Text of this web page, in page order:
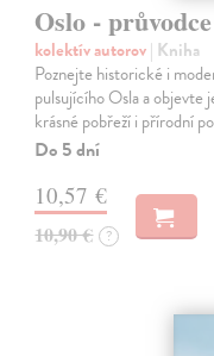
Oslo -
kolektív autorov| Kniha
Poznejte historické i
pulsujícího Osla a objevte
krásné pobřeží i přírodní
Do 5 dní
10,57 €
10,90 € ?